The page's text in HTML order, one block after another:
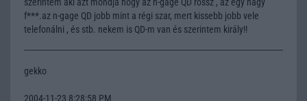
f***.az n-gage QD jobb mint a régi szar, mert kissebb jobb vele
telefonálni , és stb. nekem is QD-m van és szerintem király!!
gekko
2004-11-23 8:28:58 PM